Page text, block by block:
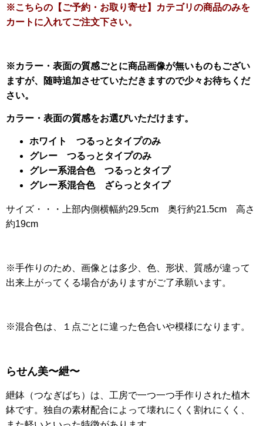
※こちらの【ご予約・お取り寄せ】カテゴリの商品のみを
カートに入れてご注文下さい。
※カラー・表面の質感ごとに商品画像が無いものもござい
ますが、随時追加させていただきますので少々お待ちくだ
さい。
カラー・表面の質感をお選びいただけます。
ホワイト つるっとタイプのみ
グレー つるっとタイプのみ
グレー系混合色 つるっとタイプ
グレー系混合色 ざらっとタイプ
サイズ・・・上部内側横幅約29.5cm 奥行約21.5cm 高さ
約19cm
※手作りのため、画像とは多少、色、形状、質感が違って
出来上がってくる場合がありますがご了承願います。
※混合色は、１点ごとに違った色合いや模様になります。
らせん美〜紲〜
紲鉢（つなぎばち）は、工房で一つ一つ手作りされた植木
鉢です。独自の素材配合によって壊れにくく割れにくく、